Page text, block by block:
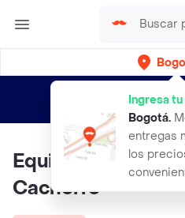
Ingresa
Bogotá.
entregas
los
envíos gratis por
Equilibrio
Cachorro